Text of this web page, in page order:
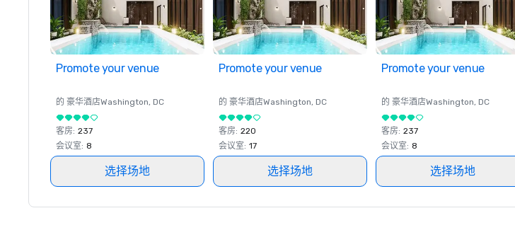
Promote your venue
的 豪华酒店Washington, DC
客房: 237
会议室: 8
选择场地
Promote your venue
的 豪华酒店Washington, DC
客房: 220
会议室: 17
选择场地
Promote your venue
的 豪华酒店Washington, DC
客房: 237
会议室: 8
选择场地